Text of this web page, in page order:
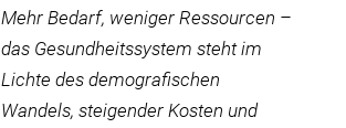
Mehr Bedarf, weniger Ressourcen –
das Gesundheitssystem steht im
Lichte des demografischen
Wandels, steigender Kosten und